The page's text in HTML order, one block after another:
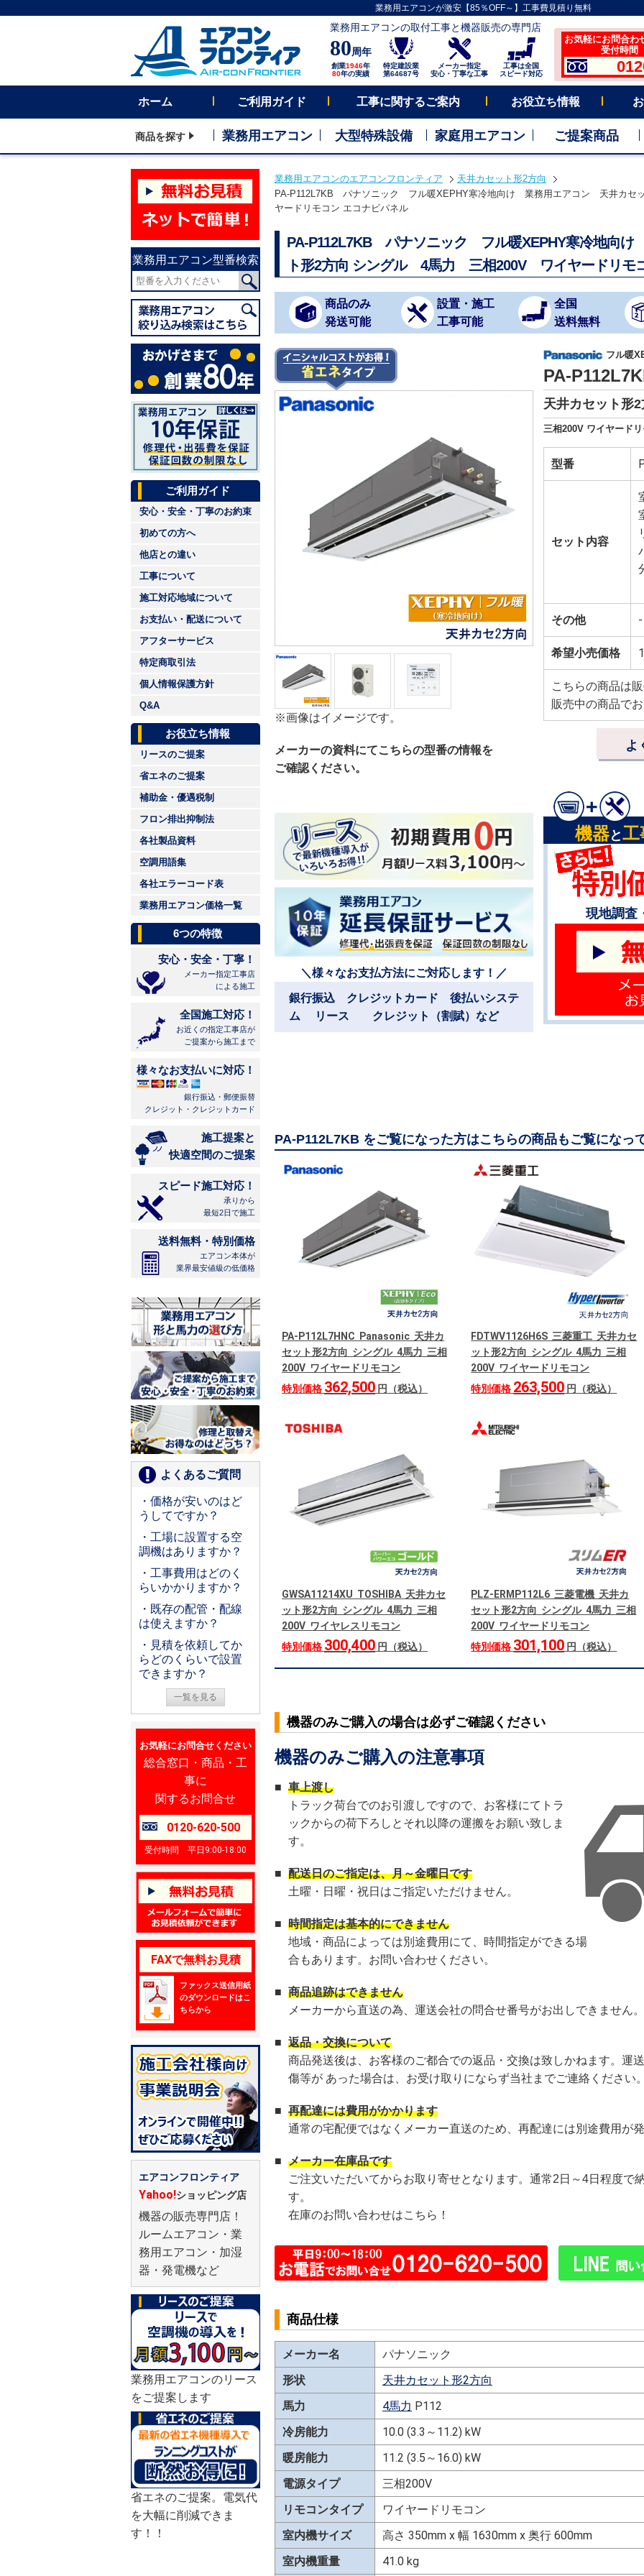
業務用エアコンが激安【85％OFF～】工事費見積り無料
業務用エアコンの取付工事と機器販売の専門店
80周年
創業1946年
80年の実績
特定建設業
第64687号
メーカー指定
安心・丁寧な工事
工事は全国
スピード対応
お気軽にお問合わ
受付時間
ホーム ご利用ガイド 工事に関するご案内 お役立ち情報
商品を探す 業務用エアコン 大型特殊設備 家庭用エアコン ご提案商品
業務用エアコン型番検索
ご利用ガイド
安心・安全・丁寧のお約束
初めての方へ
他店との違い
工事について
施工対応地域について
お支払い・配送について
アフターサービス
特定商取引法
個人情報保護方針
Q&A
お役立ち情報
リースのご提案
省エネのご提案
補助金・優遇税制
フロン排出抑制法
各社製品資料
空調用語集
各社エラーコード表
業務用エアコン価格一覧
6つの特徴
安心・安全・丁寧！
メーカー指定工事店
による施工
全国施工対応！
お近くの指定工事店が
ご提案から施工まで
様々なお支払いに対応！
銀行振込・郵便振替
クレジット・クレジットカード
施工提案と
快適空間のご提案
スピード施工対応！
承りから
最短2日で施工
送料無料・特別価格
エアコン本体が
業界最安値級の低価格
よくあるご質問
・価格が安いのはど
うしてですか？
・工場に設置する空
調機はありますか？
・工事費用はどのく
らいかかりますか？
・既存の配管・配線
は使えますか？
・見積を依頼してか
らどのくらいで設置
できますか？
一覧を見る
お気軽にお問合せください
総合窓口・商品・工
事に
関するお問合せ
0120-620-500
受付時間 平日9:00-18:00
FAXで無料お見積
ファックス送信用紙
のダウンロードはこ
ちらから
エアコンフロンティア
Yahoo!ショッピング店
機器の販売専門店！
ルームエアコン・業
務用エアコン・加湿
器・発電機など
業務用エアコンのリース
をご提案します
省エネのご提案。電気代
を大幅に削減できま
す！！
業務用エアコンのエアコンフロンティア
天井カセット形2方向
PA-P112L7KB パナソニック フル暖XEPHY寒冷地向け 業務用エアコン 天井カセ
ヤードリモコン エコナビパネル
PA-P112L7KB パナソニック フル暖XEPHY寒冷地向
ト形2方向 シングル 4馬力 三相200V ワイヤードリモ
商品のみ
発送可能
設置・施工
工事可能
全国
送料無料
※画像はイメージです。
メーカーの資料にてこちらの型番の情報を
ご確認ください。
フル暖
PA-
天井カセット形
三相200V ワイヤード
型番
セット内容
その他 -
希望小売価格
こちらの商品は
販売中の商品で
よ
＼様々なお支払方法にご対応します！／
銀行振込 クレジットカード 後払いシステ
ム リース クレジット（割賦）など
機器と工
現地調査
PA-P112L7KB をご覧になった方はこちらの商品もご覧になっ
PA-P112L7HNC Panasonic 天井カ
セット形2方向 シングル 4馬力 三相
200V ワイヤードリモコン
特別価格 362,500 円（税込）
FDTWV1126H6S 三菱重工 天井カセ
ット形2方向 シングル 4馬力 三相
200V ワイヤードリモコン
特別価格 263,500 円（税込）
GWSA11214XU TOSHIBA 天井カセ
ット形2方向 シングル 4馬力 三相
200V ワイヤレスリモコン
特別価格 300,400 円（税込）
PLZ-ERMP112L6 三菱電機 天井カ
セット形2方向 シングル 4馬力 三相
200V ワイヤードリモコン
特別価格 301,100 円（税込）
機器のみご購入の場合は必ずご確認ください
機器のみご購入の注意事項
■ 車上渡し
トラック荷台でのお引渡しですので、お客様にてトラ
ックからの荷下ろしとそれ以降の運搬をお願い致しま
す。
■ 配送日のご指定は、月～金曜日です
土曜・日曜・祝日はご指定いただけません。
■ 時間指定は基本的にできません
地域・商品によっては別途費用にて、時間指定ができる場
合もあります。お問い合わせください。
■ 商品追跡はできません
メーカーから直送の為、運送会社の問合せ番号がお出しできません
■ 返品・交換について
商品発送後は、お客様のご都合での返品・交換は致しかねます。運
傷等が あった場合は、お受け取りにならず当社までご連絡ください
■ 再配達には費用がかかります
通常の宅配便ではなくメーカー直送のため、再配達には別途費用が
■ メーカー在庫品です
ご注文いただいてからお取り寄せとなります。通常2日～4日程度で
す。
在庫のお問い合わせはこちら！
商品仕様
メーカー名
パナソニック
形状
天井カセット形2方向
馬力
4馬力 P112
冷房能力
10.0 (3.3～11.2) kW
暖房能力
11.2 (3.5～16.0) kW
電源タイプ
三相200V
リモコンタイプ
ワイヤードリモコン
室内機サイズ
高さ 350mm x 幅 1630mm x 奥行 600mm
室内機重量
41.0 kg